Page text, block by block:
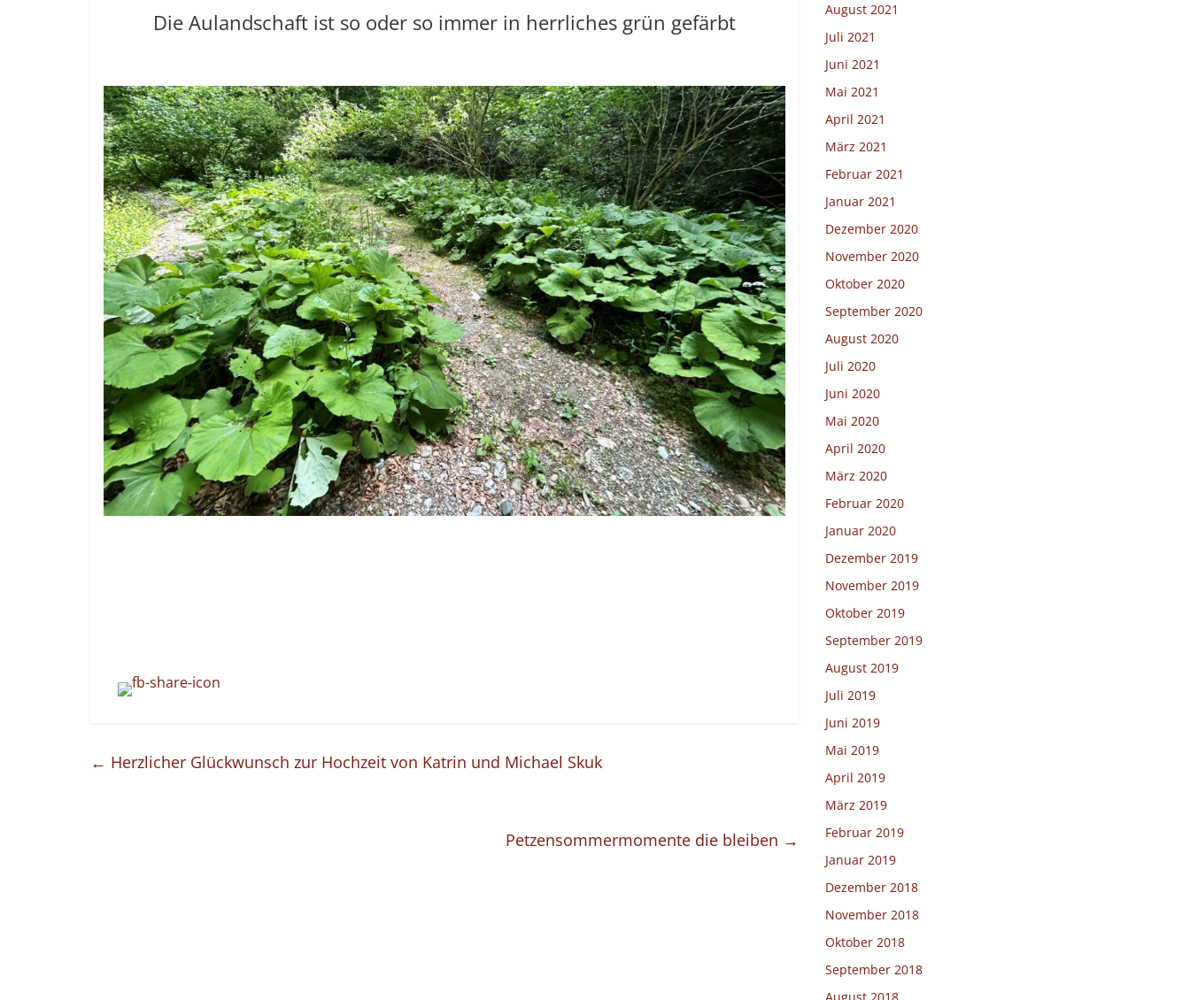
Die Aulandschaft ist so oder so immer in herrliches grün gefärbt
← Herzlicher Glückwunsch zur Hochzeit von Katrin und Michael Skuk
Petzensommermomente die bleiben →
August 2021
Juli 2021
Juni 2021
Mai 2021
April 2021
März 2021
Februar 2021
Januar 2021
Dezember 2020
November 2020
Oktober 2020
September 2020
August 2020
Juli 2020
Juni 2020
Mai 2020
April 2020
März 2020
Februar 2020
Januar 2020
Dezember 2019
November 2019
Oktober 2019
September 2019
August 2019
Juli 2019
Juni 2019
Mai 2019
April 2019
März 2019
Februar 2019
Januar 2019
Dezember 2018
November 2018
Oktober 2018
September 2018